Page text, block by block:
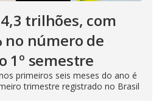
4,3 trilhões, com
no número de
1º semestre
primeiros seis meses do ano é
trimestre registrado no Brasil